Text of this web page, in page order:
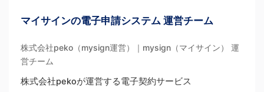
マイサインの電子申請システム 運営チーム
株式会社peko（mysign運営）｜mysign（マイサイン） 運
営チーム
株式会社pekoが運営する電子契約サービス